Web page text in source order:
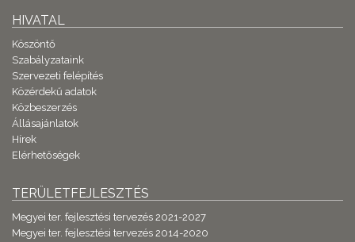
HIVATAL
Köszöntő
Szabályzataink
Szervezeti felépítés
Közérdekű adatok
Közbeszerzés
Állásajánlatok
Hírek
Elérhetőségek
TERÜLETFEJLESZTÉS
Megyei ter. fejlesztési tervezés 2021-2027
Megyei ter. fejlesztési tervezés 2014-2020